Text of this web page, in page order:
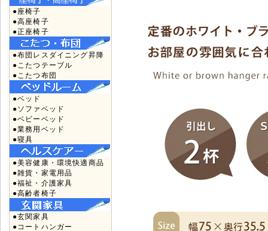
●座椅子
●高座椅子
●正座椅子
●布団レスダイニング昇降
●こたつテーブル
●こたつ布団
●ベッド
●ソファベッド
●ベビーベッド
●業務用ベッド
●寝具
●美容健康・環境快適商品
●雑貨・家電用品
●福祉・介護家具
●高齢者椅子
●玄関家具
●コートハンガー